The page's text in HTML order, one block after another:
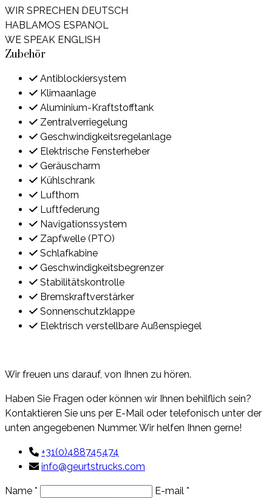
WIR SPRECHEN DEUTSCH
HABLAMOS ESPANOL
WE SPEAK ENGLISH
Zubehör
Antiblockiersystem
Klimaanlage
Aluminium-Kraftstofftank
Zentralverriegelung
Geschwindigkeitsregelanlage
Elektrische Fensterheber
Geräuscharm
Kühlschrank
Lufthorn
Luftfederung
Navigationssystem
Zapfwelle (PTO)
Schlafkabine
Geschwindigkeitsbegrenzer
Stabilitätskontrolle
Bremskraftverstärker
Sonnenschutzklappe
Elektrisch verstellbare Außenspiegel
Wir freuen uns darauf, von Ihnen zu hören.
Haben Sie Fragen oder können wir Ihnen behilflich sein?
Kontaktieren Sie uns per E-Mail oder telefonisch unter der
unten angegebenen Nummer. Wir helfen Ihnen gerne!
+31(0)488745474
info@geurtstrucks.com
Name *
E-mail *